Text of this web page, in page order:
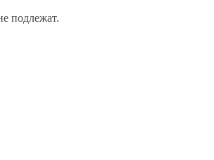
подлежат.